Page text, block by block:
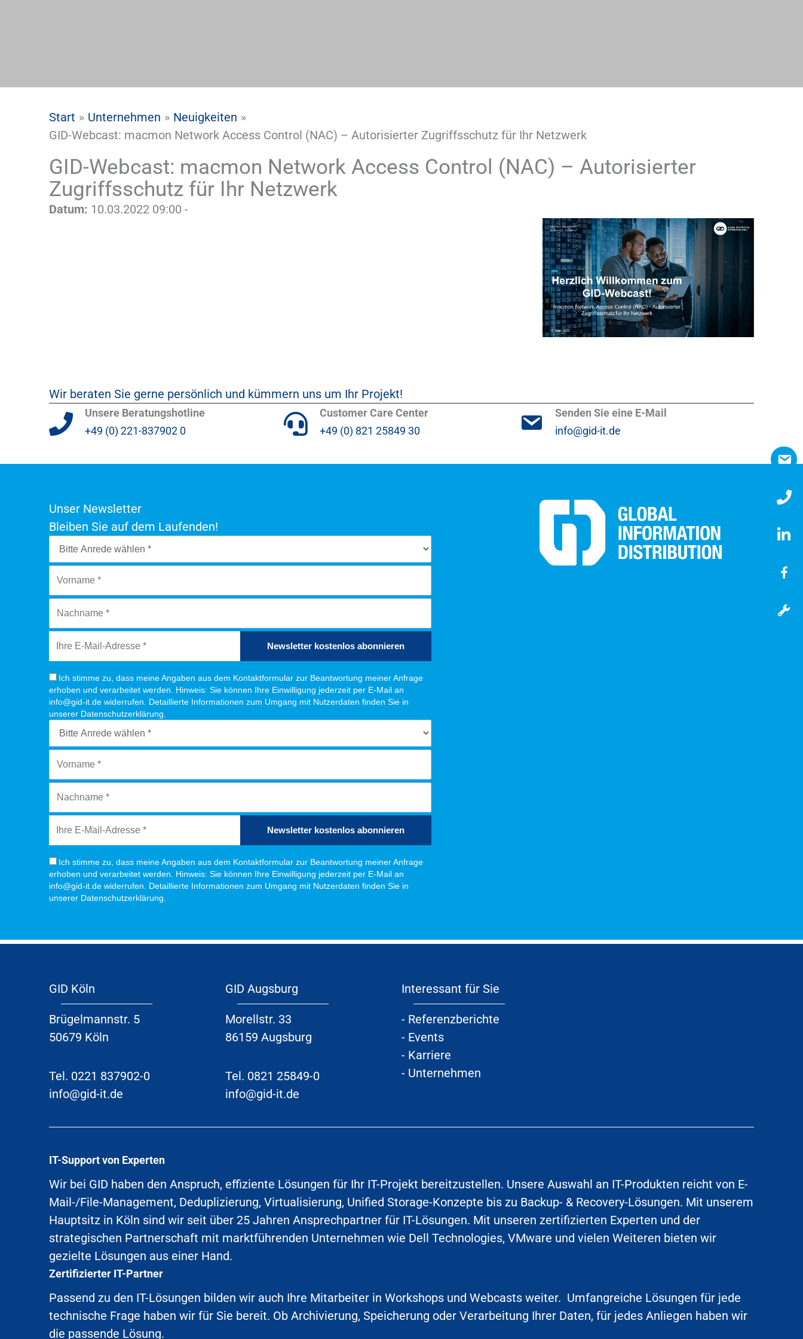
Start Unternehmen
Neuigkeiten
GID-Webcast: macmon Network Access Control (NAC) – Autorisierter Zugriffsschutz für Ihr Netzwerk
GID-Webcast: macmon Network Access Control (NAC) – Autorisierter
Zugriffsschutz für Ihr Netzwerk
Datum: 10.03.2022 09:00 -
Wir beraten Sie gerne persönlich und kümmern uns um Ihr Projekt!
Unsere Beratungshotline
+49 (0) 221-837902 0
Customer Care Center
+49 (0) 821 25849 30
Senden Sie eine E-Mail
info@gid-it.de
Unser Newsletter
Bleiben Sie auf dem Laufenden!
Newsletter kostenlos abonnieren
Ich stimme zu, dass meine Angaben aus dem Kontaktformular zur Beantwortung meiner Anfrage
erhoben und verarbeitet werden. Hinweis: Sie können Ihre Einwilligung jederzeit per E-Mail an
info@gid-it.de widerrufen. Detaillierte Informationen zum Umgang mit Nutzerdaten finden Sie in
unserer Datenschutzerklärung.
Newsletter kostenlos abonnieren
Ich stimme zu, dass meine Angaben aus dem Kontaktformular zur Beantwortung meiner Anfrage
erhoben und verarbeitet werden. Hinweis: Sie können Ihre Einwilligung jederzeit per E-Mail an
info@gid-it.de widerrufen. Detaillierte Informationen zum Umgang mit Nutzerdaten finden Sie in
unserer Datenschutzerklärung.
GID Köln
Brügelmannstr. 5
50679 Köln
Tel. 0221 837902-0
info@gid-it.de
GID Augsburg
Morellstr. 33
86159 Augsburg
Tel. 0821 25849-0
info@gid-it.de
Interessant für Sie
- Referenzberichte
- Events
- Karriere
- Unternehmen
IT-Support von Experten
Wir bei GID haben den Anspruch, effiziente Lösungen für Ihr IT-Projekt bereitzustellen. Unsere Auswahl an IT-Produkten reicht von E-
Mail-/File-Management, Deduplizierung, Virtualisierung, Unified Storage-Konzepte bis zu Backup- & Recovery-Lösungen. Mit unserem
Hauptsitz in Köln sind wir seit über 25 Jahren Ansprechpartner für IT-Lösungen. Mit unseren zertifizierten Experten und der
strategischen Partnerschaft mit marktführenden Unternehmen wie Dell Technologies, VMware und vielen Weiteren bieten wir
gezielte Lösungen aus einer Hand.
Zertifizierter IT-Partner
Passend zu den IT-Lösungen bilden wir auch Ihre Mitarbeiter in Workshops und Webcasts weiter. Umfangreiche Lösungen für jede
technische Frage haben wir für Sie bereit. Ob Archivierung, Speicherung oder Verarbeitung Ihrer Daten, für jedes Anliegen haben wir
die passende Lösung.